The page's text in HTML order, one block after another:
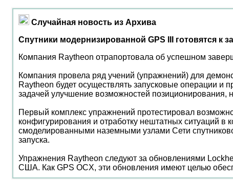
Случайная новость из Архива
Спутники модернизированной GPS III готовятся к
Компания Raytheon отрапортовала об успешном
Компания провела ряд учений (упражнений) для
Raytheon будет осуществлять запусковые операции и
задачей улучшение возможностей позиционирования,
Первый комплекс упражнений протестировал
конфигурирования и отработку нештатных ситуаций
смоделированными наземными узлами Сети
запуска.
Упражнения Raytheon следуют за обновлениями
США. Как GPS OCX, эти обновления имеют целью